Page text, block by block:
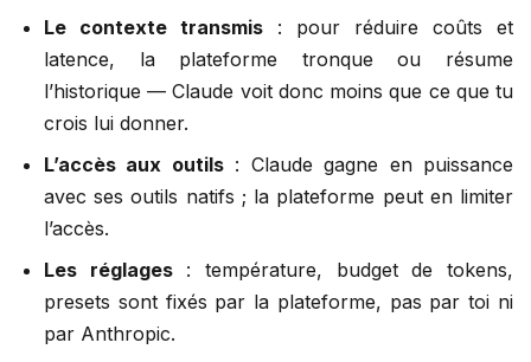
Le contexte transmis : pour réduire coûts et
latence, la plateforme tronque ou résume
l’historique — Claude voit donc moins que ce que tu
crois lui donner.
L’accès aux outils: Claude gagne en puissance
avec ses outils natifs ; la plateforme peut en limiter
l’accès.
Les réglages: température, budget de tokens,
presets sont fixés par la plateforme, pas par toi ni
par Anthropic.